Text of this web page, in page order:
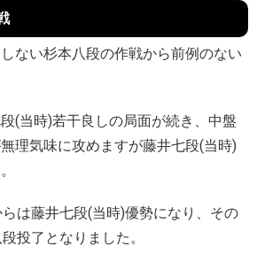
ない杉本八段の作戦から前例のない
(当時)若干良しの局面が続き、中盤
理気味に攻めますが藤井七段(当時)
は藤井七段(当時)優勢になり、その
投了となりました。